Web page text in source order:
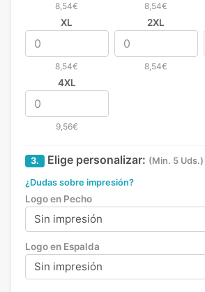
8,54€ 8,54€
XL
8,54€
2XL
8,54€
4XL
9,56€
3. Elige personalizar: (Min. 5 Uds.)
¿Dudas sobre impresión?
Logo en Pecho
Sin impresión
Logo en Espalda
Sin impresión